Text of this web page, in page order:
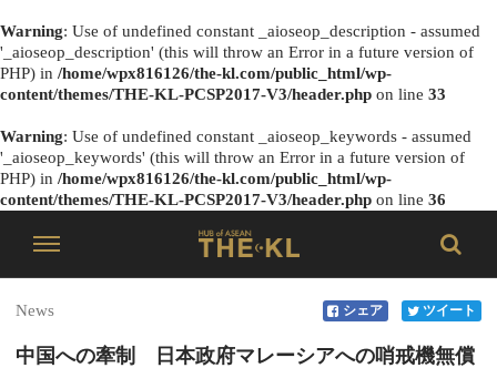
Warning: Use of undefined constant _aioseop_description - assumed
'_aioseop_description' (this will throw an Error in a future version of
PHP) in /home/wpx816126/the-kl.com/public_html/wp-
content/themes/THE-KL-PCSP2017-V3/header.php on line 33
Warning: Use of undefined constant _aioseop_keywords - assumed
'_aioseop_keywords' (this will throw an Error in a future version of
PHP) in /home/wpx816126/the-kl.com/public_html/wp-
content/themes/THE-KL-PCSP2017-V3/header.php on line 36
News シェア ツイート
中国への牽制 日本政府マレーシアへの哨戒機無償